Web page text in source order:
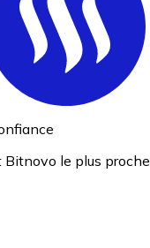
le plus proche